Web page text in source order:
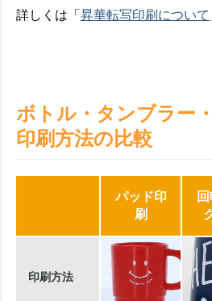
詳しくは「 昇華転写印刷について
ボトル・タンブラー
印刷方法の比較
パッド印
刷
印刷方法